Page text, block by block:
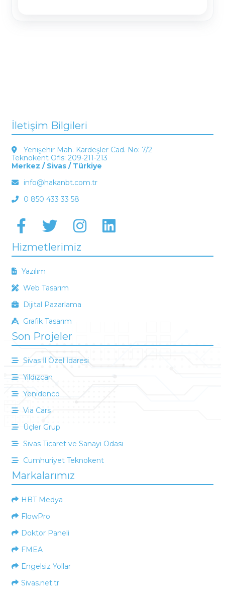
İletişim Bilgileri
Yenişehir Mah. Kardeşler Cad. No: 7/2
Teknokent Ofis: 209-211-213
Merkez / Sivas / Türkiye
info@hakanbt.com.tr
0 850 433 33 58
Hizmetlerimiz
Yazılım
Web Tasarım
Dijital Pazarlama
Grafik Tasarım
Son Projeler
Sivas İl Özel İdaresi
Yıldızcan
Yenidenco
Via Cars
Üçler Grup
Sivas Ticaret ve Sanayi Odası
Cumhuriyet Teknokent
Markalarımız
HBT Medya
FlowPro
Doktor Paneli
FMEA
Engelsiz Yollar
Sivas.net.tr